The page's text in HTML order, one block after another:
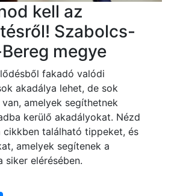
kell az
Szabolcs-
megye
fakadó valódi
akadálya lehet, de sok
amelyek segíthetnek
kerülő akadályokat. Nézd
cikkben található tippeket, és
amelyek segítenek a
siker elérésében.